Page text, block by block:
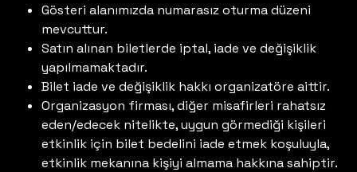
Gösteri alanımızda numarasız oturma düzeni
mevcuttur.
Satın alınan biletlerde iptal, iade ve değişiklik
yapılmamaktadır.
Bilet iade ve değişiklik hakkı organizatöre aittir.
Organizasyon firması, diğer misafirleri rahatsız
eden/edecek nitelikte, uygun görmediği kişileri
etkinlik için bilet bedelini iade etmek koşuluyla,
etkinlik mekanına kişiyi almama hakkına sahiptir.